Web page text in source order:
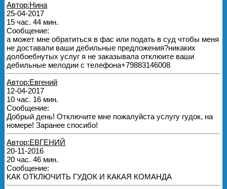
Автор:Нина
25-04-2017
15 час. 44 мин.
Сообщение:
а может мне обратиться в фас или подать в суд чтобы меня
не доставали ваши дебильные предложения?никаких
долбоебнутых услуг я не заказывала отклюите ваши
дебильные мелодии с телефона+79883146008
Автор:Евгений
12-04-2017
10 час. 16 мин.
Сообщение:
Добрый день! Отключите мне пожалуйста услугу гудок, на
номере! Заранее спосибо!
Автор:ЕВГЕНИЙ
20-11-2016
20 час. 46 мин.
Сообщение:
КАК ОТКЛЮЧИТЬ ГУДОК И КАКАЯ КОМАНДА